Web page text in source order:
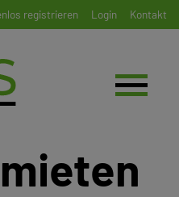
registrieren Login Kontakt